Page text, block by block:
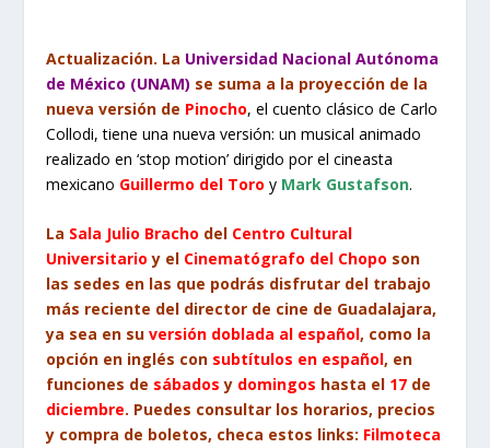
Actualización. La Universidad Nacional Autónoma
de México (UNAM) se suma a la proyección de la
nueva versión de Pinocho, el cuento clásico de Carlo
Collodi, tiene una nueva versión: un musical animado
realizado en ‘stop motion’ dirigido por el cineasta
mexicano Guillermo del Toro y Mark Gustafson.
La Sala Julio Bracho del Centro Cultural
Universitario y el Cinematógrafo del Chopo son
las sedes en las que podrás disfrutar del trabajo
más reciente del director de cine de Guadalajara,
ya sea en suversión doblada al español, como la
opción en inglés con subtítulos en español, en
funciones de sábados y domingos hasta el 17 de
diciembre. Puedes consultar los horarios, precios
y compra de boletos, checa estos links: Filmoteca